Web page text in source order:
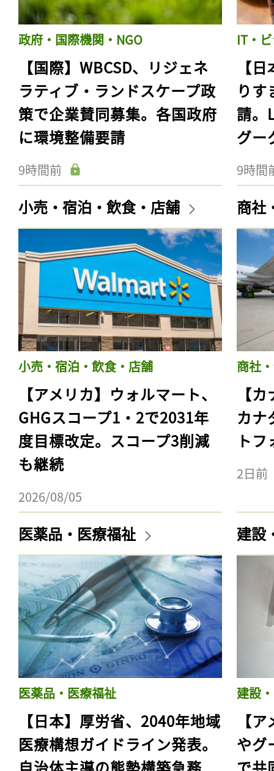
政府・国際機関・NGO
【国際】WBCSD、リジェネ
ラティブ・ランドスケープ政
策で企業賛同募集。各国政府
に環境整備要請
9時間前
IT・
【
り
請。
グー
9時間
小売・宿泊・飲食・店舗
小売・宿泊・飲食・店舗
【アメリカ】ウォルマート、
GHGスコープ1・2で2031年
度目標改定。スコープ3削減
も継続
2026/08/05
商社
商社
【
カナ
ト
2日前
医薬品・医療福祉
医薬品・医療福祉
【日本】厚労省、2040年地域
医療構想ガイドライン発表。
建設
建設
【
やグ